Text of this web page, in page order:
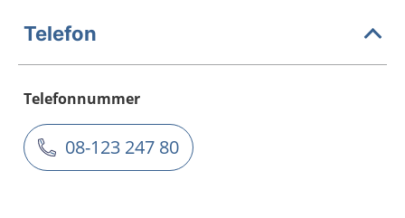
Telefon
Telefonnummer
08-123 247 80